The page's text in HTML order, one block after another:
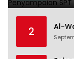
2 Al-